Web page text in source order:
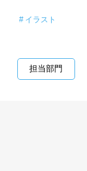
イラスト
担当部門